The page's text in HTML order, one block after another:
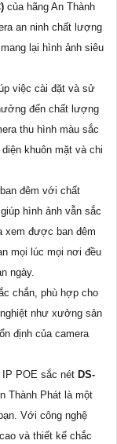
của hãng An Thành
an ninh chất lượng
lại hình ảnh siêu
việc cài đặt và sử
đến chất lượng
thu hình màu sắc
khuôn mặt và chi
đêm với chất
hình ảnh vẫn sắc
xem được ban đêm
mọi lúc mọi nơi đều
ngày.
chắn, phù hợp cho
như xưởng sản
định của camera
IP POE sắc nét DS-
Thành Phát là một
Với công nghệ
và thiết kế chắc